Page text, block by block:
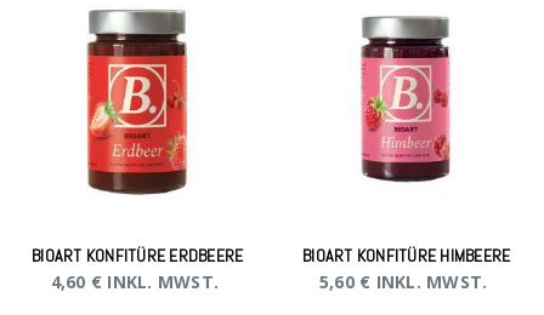
BIOART KONFITÜRE ERDBEERE
4,60 € INKL. MWST.
BIOART KONFITÜRE HIMBEERE
5,60 € INKL. MWST.